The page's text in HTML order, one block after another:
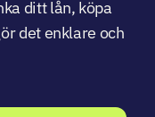
ditt lån, köpa
det enklare och